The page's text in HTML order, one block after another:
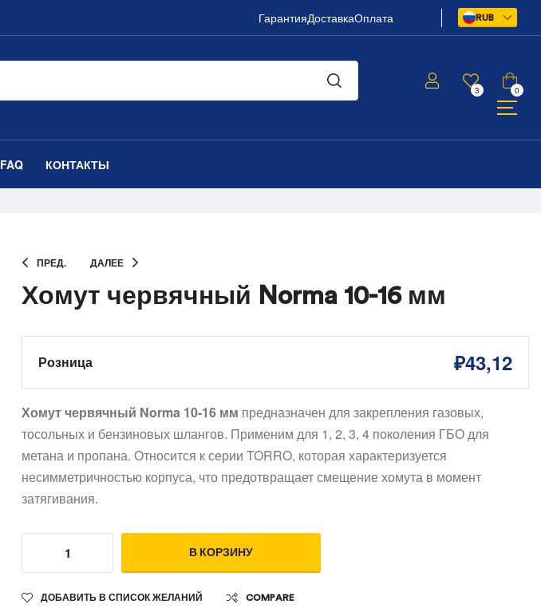
ГарантияДоставкаОплата RUB
3 0
FAQ КОНТАКТЫ
ПРЕД.
₽43,12
ДАЛЕЕ
₽43,12
Хомут червячный Norma 10-16 мм
Розница ₽43,12
Хомут червячный Norma 10-16 мм предназначен для закрепления газовых,
тосольных и бензиновых шлангов. Применим для 1, 2, 3, 4 поколения ГБО для
метана и пропана. Относится к серии TORRO, которая характеризуется
несимметричностью корпуса, что предотвращает смещение хомута в момент
затягивания.
В КОРЗИНУ
ДОБАВИТЬ В СПИСОК ЖЕЛАНИЙ COMPARE